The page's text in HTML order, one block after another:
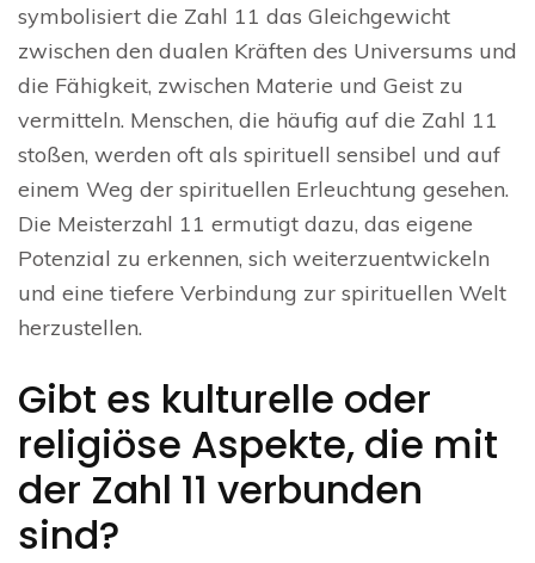
symbolisiert die Zahl 11 das Gleichgewicht
zwischen den dualen Kräften des Universums und
die Fähigkeit, zwischen Materie und Geist zu
vermitteln. Menschen, die häufig auf die Zahl 11
stoßen, werden oft als spirituell sensibel und auf
einem Weg der spirituellen Erleuchtung gesehen.
Die Meisterzahl 11 ermutigt dazu, das eigene
Potenzial zu erkennen, sich weiterzuentwickeln
und eine tiefere Verbindung zur spirituellen Welt
herzustellen.
Gibt es kulturelle oder
religiöse Aspekte, die mit
der Zahl 11 verbunden
sind?